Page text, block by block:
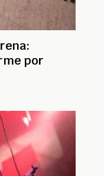
por